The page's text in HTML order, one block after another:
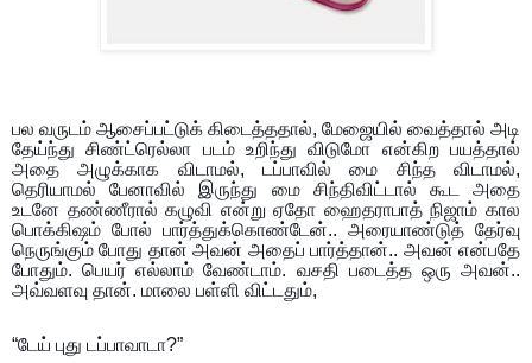
பல வருடம் ஆசைப்பட்டுக் கிடைத்ததால், மேஜையில் வைத்தால் அடி
தேய்ந்து சிண்ட்ரெல்லா படம் உறிந்து விடுமோ என்கிற பயத்தால்
அதை அழுக்காக விடாமல், டப்பாவில் மை சிந்த விடாமல்,
தெரியாமல் பேனாவில் இருந்து மை சிந்திவிட்டால் கூட அதை
உடனே தண்ணீரால் கழுவி என்று ஏதோ ஹைதராபாத் நிஜாம் கால
பொக்கிஷம் போல் பார்த்துக்கொண்டேன்.. அரையாண்டுத் தேர்வு
நெருங்கும் போது தான் அவன் அதைப் பார்த்தான்.. அவன் என்பதே
போதும். பெயர் எல்லாம் வேண்டாம். வசதி படைத்த ஒரு அவன்..
அவ்வளவு தான். மாலை பள்ளி விட்டதும்,
“டேய் புது டப்பாவாடா?”